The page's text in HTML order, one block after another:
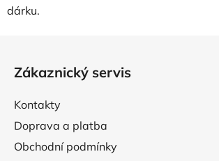
dárku.
Zákaznický servis
Kontakty
Doprava a platba
Obchodní podmínky